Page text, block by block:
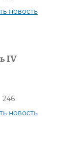
новость
IV
246
новость